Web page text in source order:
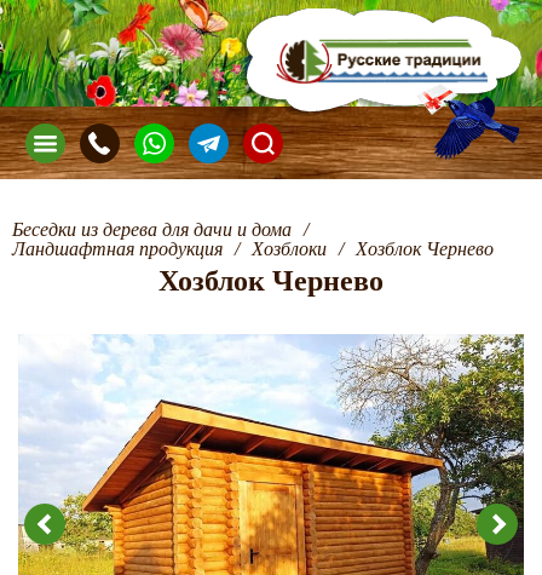
Беседки из дерева для дачи и дома /
Ландшафтная продукция / Хозблоки / Хозблок Чернево
Хозблок Чернево